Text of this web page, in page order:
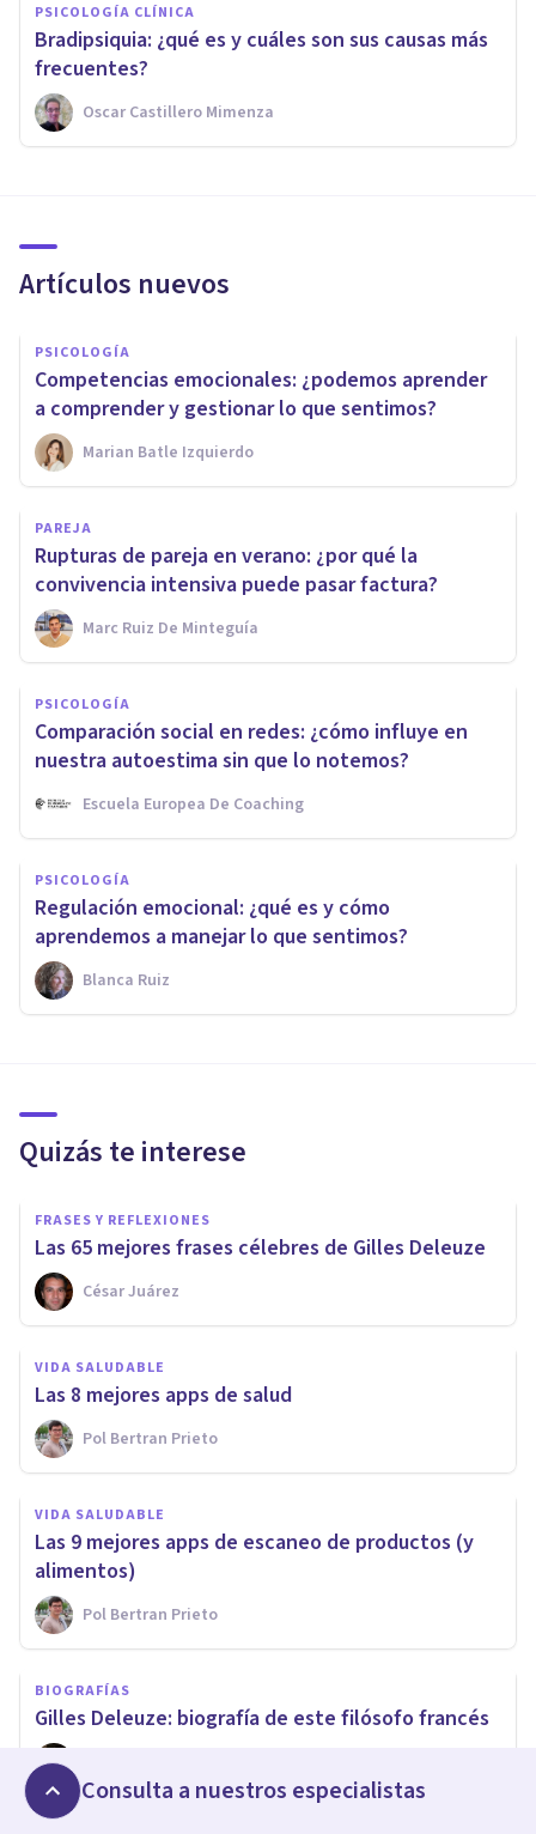
PSICOLOGÍA CLÍNICA
Bradipsiquia: ¿qué es y cuáles son sus causas más
frecuentes?
Oscar Castillero Mimenza
Artículos nuevos
PSICOLOGÍA
Competencias emocionales: ¿podemos aprender
a comprender y gestionar lo que sentimos?
Marian Batle Izquierdo
PAREJA
Rupturas de pareja en verano: ¿por qué la
convivencia intensiva puede pasar factura?
Marc Ruiz De Minteguía
PSICOLOGÍA
Comparación social en redes: ¿cómo influye en
nuestra autoestima sin que lo notemos?
Escuela Europea De Coaching
PSICOLOGÍA
Regulación emocional: ¿qué es y cómo
aprendemos a manejar lo que sentimos?
Blanca Ruiz
Quizás te interese
FRASES Y REFLEXIONES
Las 65 mejores frases célebres de Gilles Deleuze
César Juárez
VIDA SALUDABLE
Las 8 mejores apps de salud
Pol Bertran Prieto
VIDA SALUDABLE
Las 9 mejores apps de escaneo de productos (y
alimentos)
Pol Bertran Prieto
BIOGRAFÍAS
Gilles Deleuze: biografía de este filósofo francés
Consulta a nuestros especialistas